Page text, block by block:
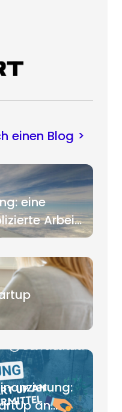
einen Blog >
eine
Arbeit
an